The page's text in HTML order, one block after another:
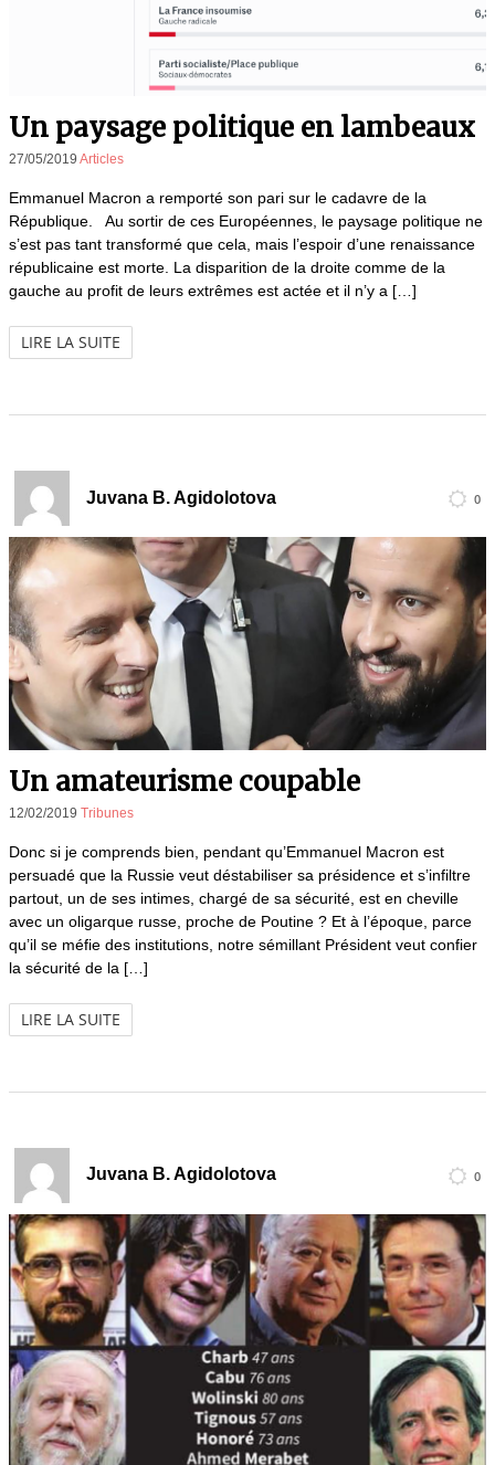
Un paysage politique en lambeaux
27/05/2019 Articles
Emmanuel Macron a remporté son pari sur le cadavre de la
République. Au sortir de ces Européennes, le paysage politique ne
s’est pas tant transformé que cela, mais l’espoir d’une renaissance
républicaine est morte. La disparition de la droite comme de la
gauche au profit de leurs extrêmes est actée et il n’y a […]
LIRE LA SUITE
Juvana B. Agidolotova 0
Un amateurisme coupable
12/02/2019 Tribunes
Donc si je comprends bien, pendant qu’Emmanuel Macron est
persuadé que la Russie veut déstabiliser sa présidence et s’infiltre
partout, un de ses intimes, chargé de sa sécurité, est en cheville
avec un oligarque russe, proche de Poutine ? Et à l’époque, parce
qu’il se méfie des institutions, notre sémillant Président veut confier
la sécurité de la […]
LIRE LA SUITE
Juvana B. Agidolotova 0